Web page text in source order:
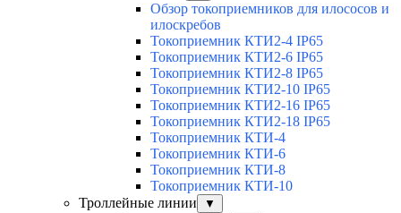
Обзор токоприемников для илососов и
илоскребов
Токоприемник КТИ2-4 IP65
Токоприемник КТИ2-6 IP65
Токоприемник КТИ2-8 IP65
Токоприемник КТИ2-10 IP65
Токоприемник КТИ2-16 IP65
Токоприемник КТИ2-18 IP65
Токоприемник КТИ-4
Токоприемник КТИ-6
Токоприемник КТИ-8
Токоприемник КТИ-10
Троллейные линии
▼